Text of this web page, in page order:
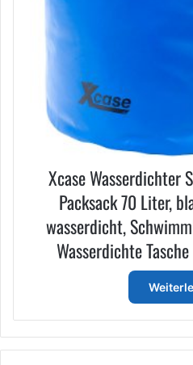
Xcase Wasserdichter
Packsack 70 Liter,
wasserdicht,
Wasserdichte